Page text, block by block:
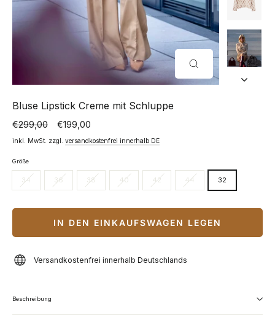
SCHLIESSEN (
ESC)
Bluse Lipstick Creme mit Schluppe
Normaler
Preis
€299,00
Sonderpreis €199,00
inkl. MwSt. zzgl. versandkostenfrei innerhalb DE
Größe
34 36 38 40 42 44 32
IN DEN EINKAUFSWAGEN LEGEN
Versandkostenfrei innerhalb Deutschlands
Beschreibung